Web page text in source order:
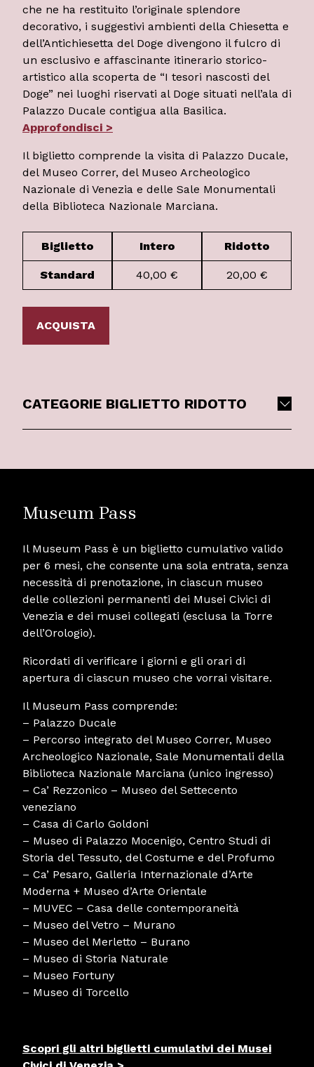
che ne ha restituito l’originale splendore
decorativo, i suggestivi ambienti della Chiesetta e
dell’Antichiesetta del Doge divengono il fulcro di
un esclusivo e affascinante itinerario storico-
artistico alla scoperta de “I tesori nascosti del
Doge” nei luoghi riservati al Doge situati nell’ala di
Palazzo Ducale contigua alla Basilica.
Approfondisci >
Il biglietto comprende la visita di Palazzo Ducale,
del Museo Correr, del Museo Archeologico
Nazionale di Venezia e delle Sale Monumentali
della Biblioteca Nazionale Marciana.
Biglietto Intero Ridotto
Standard 40,00 € 20,00 €
ACQUISTA
CATEGORIE BIGLIETTO RIDOTTO
Museum Pass
Il Museum Pass è un biglietto cumulativo valido
per 6 mesi, che consente una sola entrata, senza
necessità di prenotazione, in ciascun museo
delle collezioni permanenti dei Musei Civici di
Venezia e dei musei collegati (esclusa la Torre
dell’Orologio).
Ricordati di verificare i giorni e gli orari di
apertura di ciascun museo che vorrai visitare.
Il Museum Pass comprende:
– Palazzo Ducale
– Percorso integrato del Museo Correr, Museo
Archeologico Nazionale, Sale Monumentali della
Biblioteca Nazionale Marciana (unico ingresso)
– Ca’ Rezzonico – Museo del Settecento
veneziano
– Casa di Carlo Goldoni
– Museo di Palazzo Mocenigo, Centro Studi di
Storia del Tessuto, del Costume e del Profumo
– Ca’ Pesaro, Galleria Internazionale d’Arte
Moderna + Museo d’Arte Orientale
– MUVEC – Casa delle contemporaneità
– Museo del Vetro – Murano
– Museo del Merletto – Burano
– Museo di Storia Naturale
– Museo Fortuny
– Museo di Torcello
Scopri gli altri biglietti cumulativi dei Musei